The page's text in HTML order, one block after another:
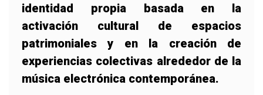
identidad propia basada en la
activación cultural de espacios
patrimoniales y en la creación de
experiencias colectivas alrededor de la
música electrónica contemporánea.